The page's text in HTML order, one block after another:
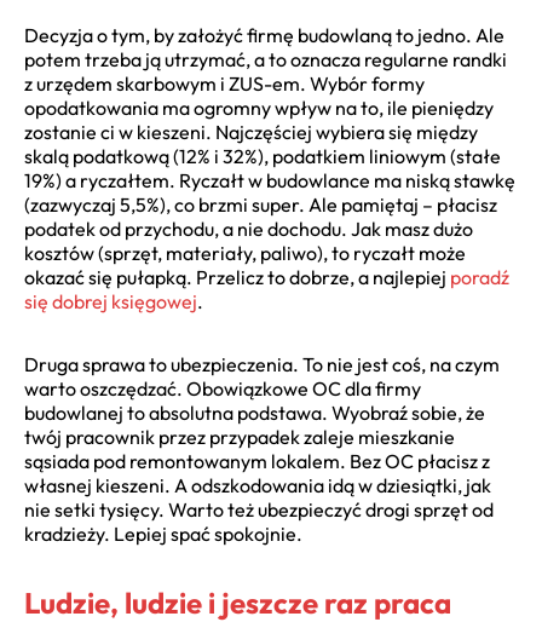
Decyzja o tym, by założyć firmę budowlaną to jedno. Ale
potem trzeba ją utrzymać, a to oznacza regularne randki
z urzędem skarbowym i ZUS-em. Wybór formy
opodatkowania ma ogromny wpływ na to, ile pieniędzy
zostanie ci w kieszeni. Najczęściej wybiera się między
skalą podatkową (12% i 32%), podatkiem liniowym (stałe
19%) a ryczałtem. Ryczałt w budowlance ma niską stawkę
(zazwyczaj 5,5%), co brzmi super. Ale pamiętaj – płacisz
podatek od przychodu, a nie dochodu. Jak masz dużo
kosztów (sprzęt, materiały, paliwo), to ryczałt może
okazać się pułapką. Przelicz to dobrze, a najlepiej poradź
się dobrej księgowej.
Druga sprawa to ubezpieczenia. To nie jest coś, na czym
warto oszczędzać. Obowiązkowe OC dla firmy
budowlanej to absolutna podstawa. Wyobraź sobie, że
twój pracownik przez przypadek zaleje mieszkanie
sąsiada pod remontowanym lokalem. Bez OC płacisz z
własnej kieszeni. A odszkodowania idą w dziesiątki, jak
nie setki tysięcy. Warto też ubezpieczyć drogi sprzęt od
kradzieży. Lepiej spać spokojnie.
Ludzie, ludzie i jeszcze raz praca